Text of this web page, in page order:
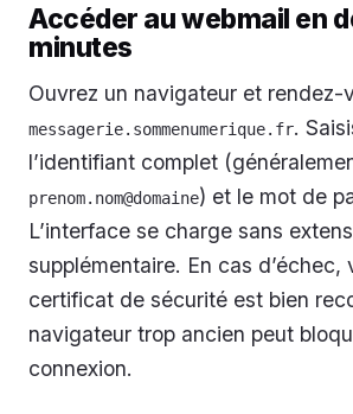
Accéder au webmail en
minutes
Ouvrez un navigateur et rendez-
messagerie.sommenumerique.fr.
l’identifiant complet
prenom.nom@domaine) et le mot de
L’interface se charge sans
supplémentaire. En cas d’échec,
certificat de sécurité est bien
navigateur trop ancien peut
connexion.